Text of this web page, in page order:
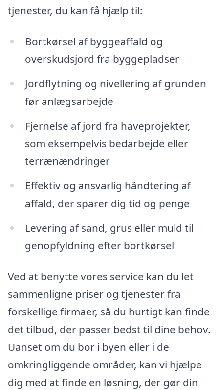
tjenester, du kan få hjælp til:
Bortkørsel af byggeaffald og
overskudsjord fra byggepladser
Jordflytning og nivellering af grunden
før anlægsarbejde
Fjernelse af jord fra haveprojekter,
som eksempelvis bedarbejde eller
terrænændringer
Effektiv og ansvarlig håndtering af
affald, der sparer dig tid og penge
Levering af sand, grus eller muld til
genopfyldning efter bortkørsel
Ved at benytte vores service kan du let
sammenligne priser og tjenester fra
forskellige firmaer, så du hurtigt kan finde
det tilbud, der passer bedst til dine behov.
Uanset om du bor i byen eller i de
omkringliggende områder, kan vi hjælpe
dig med at finde en løsning, der gør din